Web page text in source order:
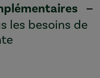
les besoins de